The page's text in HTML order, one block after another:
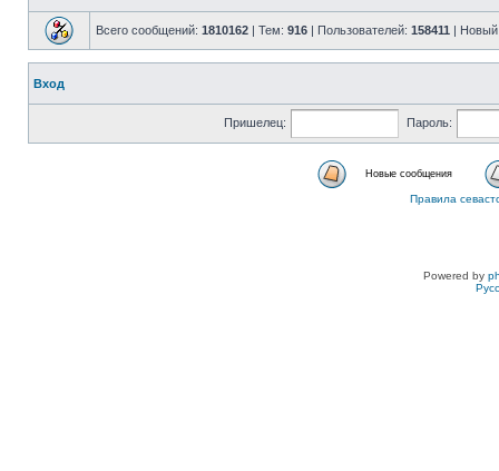
Всего сообщений: 1810162 | Тем: 916 | Пользователей: 158411 | Новый
Вход
Пришелец: Пароль:
Новые сообщения
Правила
Powered by